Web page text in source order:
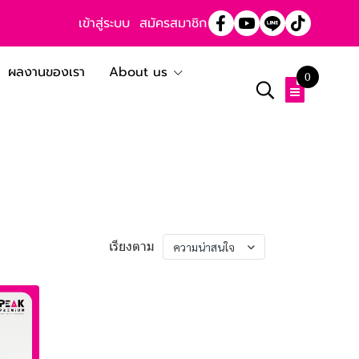
เข้าสู่ระบบ สมัครสมาชิก
ผลงานของเรา About us 0
เรียงตาม ความน่าสนใจ